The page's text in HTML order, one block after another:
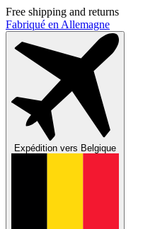
Free shipping and returns
Fabriqué en Allemagne
Expédition vers Belgique